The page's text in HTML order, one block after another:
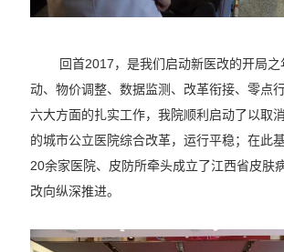
回首2017，是我们启动新医改的开局之
动、物价调整、数据监测、改革衔接、零点
六大方面的扎实工作，我院顺利启动了以取
的城市公立医院综合改革，运行平稳；在此
20余家医院、皮防所牵头成立了江西省皮肤
改向纵深推进。